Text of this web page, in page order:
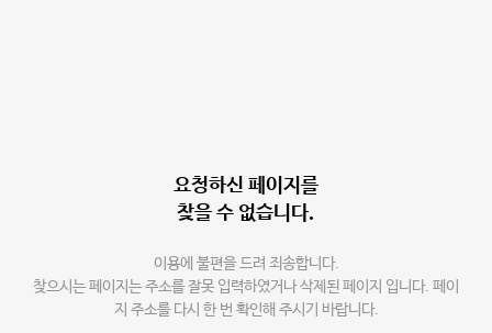
요청하신 페이지를
찾을 수 없습니다.
이용에 불편을 드려 죄송합니다.
찾으시는 페이지는 주소를 잘못 입력하였거나 삭제된 페이지 입니다. 페이
지 주소를 다시 한 번 확인해 주시기 바랍니다.